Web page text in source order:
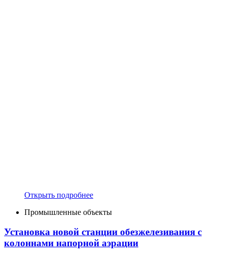
Открыть подробнее
Промышленные объекты
Установка новой станции обезжелезивания с
колоннами напорной аэрации